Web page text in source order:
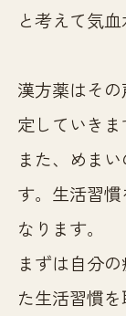
と考えて気
漢方薬はそ
定していきま
また、めま
す。生活習
なります。
まずは自分
た生活習慣を